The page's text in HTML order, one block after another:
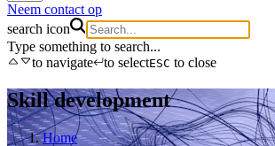
Neem contact op
search icon
Type something to search...
to navigate
to selectESC to close
Skill development
Home